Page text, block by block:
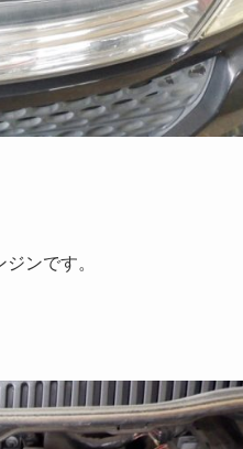
ンです。